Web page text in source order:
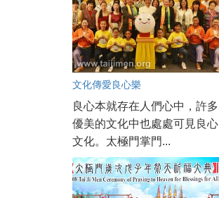
文化傳愛良心樂
良心本就存在人們心中，許多
優美的文化中也處處可見良心
文化。太極門掌門...